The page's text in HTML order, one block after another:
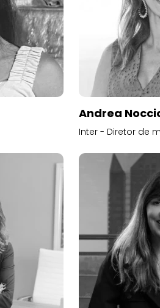
Andrea
Inter - Diretor de